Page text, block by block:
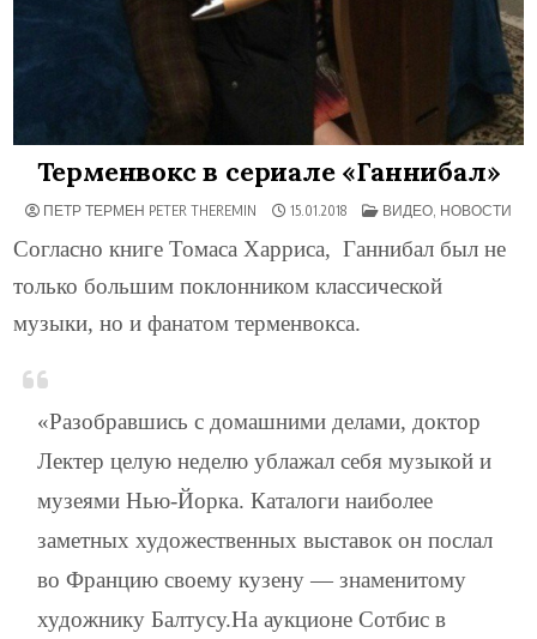
Терменвокс в сериале «Ганнибал»
ПЕТР ТЕРМЕН PETER THEREMIN 15.01.2018
ОПУБЛИКОВАНО
ВИДЕО НОВОСТИ
Согласно книге Томаса Харриса, Ганнибал был не
только большим поклонником классической
музыки, но и фанатом терменвокса.
«Разобравшись с домашними делами, доктор
Лектер целую неделю ублажал себя музыкой и
музеями Нью-Йорка. Каталоги наиболее
заметных художественных выставок он послал
во Францию своему кузену — знаменитому
художнику Балтусу.На аукционе Сотбис в